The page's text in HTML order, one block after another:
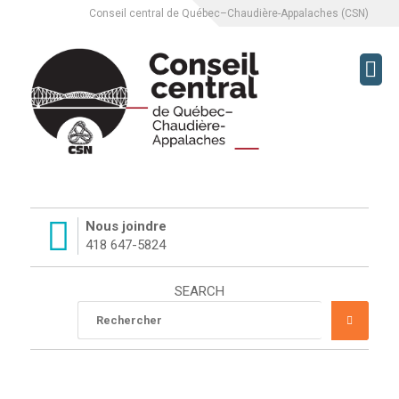
Conseil central de Québec–Chaudière-Appalaches (CSN)
Nous joindre
418 647-5824
SEARCH
CCQCA
HISTORIQUE DU CCQCA